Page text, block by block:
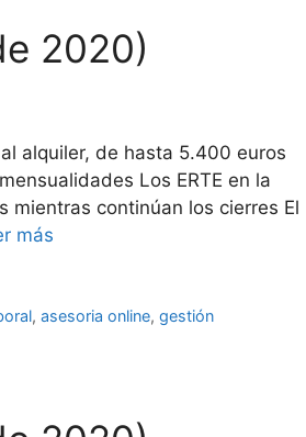
2020)
alquiler, de hasta 5.400 euros
Los ERTE en la
mientras continúan los cierres El
más
,asesoria online,gestión